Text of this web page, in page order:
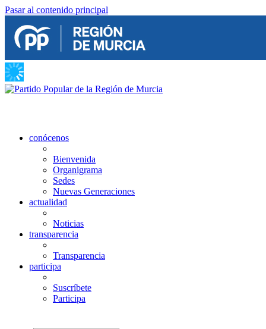
Pasar al contenido principal
conócenos
Bienvenida
Organigrama
Sedes
Nuevas Generaciones
actualidad
Noticias
transparencia
Transparencia
participa
Suscríbete
Participa